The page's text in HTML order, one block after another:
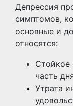
Депрессия
симптомов,
основные и
относятся:
Стойкое
часть
Утрата